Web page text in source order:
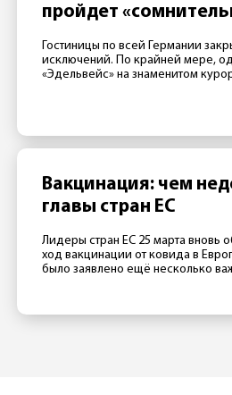
пройдет
Гостиницы по всей Германии
исключений. По крайней мере,
«Эдельвейс» на знаменитом
известно 25 марта, в этой
конференции запланировано на
Вакцинация: чем
главы стран ЕС
Лидеры стран ЕС 25 марта вновь
ход вакцинации от ковида в
было заявлено ещё несколько
прививочной кампании.